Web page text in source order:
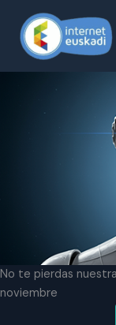
contenido
No te pierdas
noviembre